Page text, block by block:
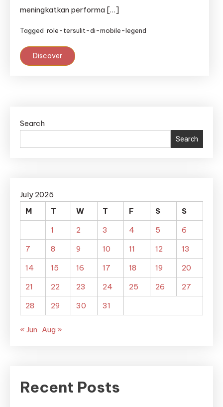
meningkatkan performa […]
Tagged role-tersulit-di-mobile-legend
Discover
Search
Search
July 2025
M
T W T F S
S
1
2 3 4 5
6
7
8 9 10 11 12
13
14
15 16 17 18 19
20
21
22 23 24 25 26
27
28
29 30 31
« Jun Aug »
Recent Posts